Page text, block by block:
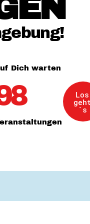
Dich warten
Los
´s